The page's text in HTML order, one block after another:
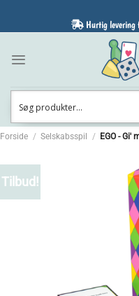
Hurtig levering
Forside / Selskabsspil / EGO - Gi'
Tilbud!